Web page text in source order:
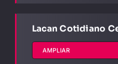
Lacan Cotidiano
AMPLIAR